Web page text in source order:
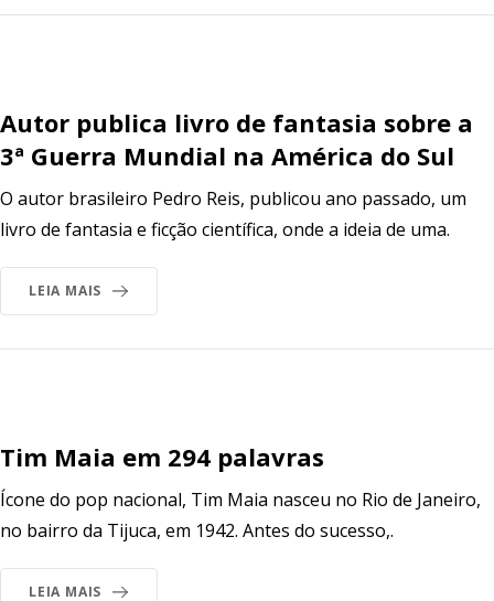
Autor publica livro de fantasia sobre a
3ª Guerra Mundial na América do Sul
O autor brasileiro Pedro Reis, publicou ano passado, um
livro de fantasia e ficção científica, onde a ideia de uma.
LEIA MAIS
Tim Maia em 294 palavras
Ícone do pop nacional, Tim Maia nasceu no Rio de Janeiro,
no bairro da Tijuca, em 1942. Antes do sucesso,.
LEIA MAIS